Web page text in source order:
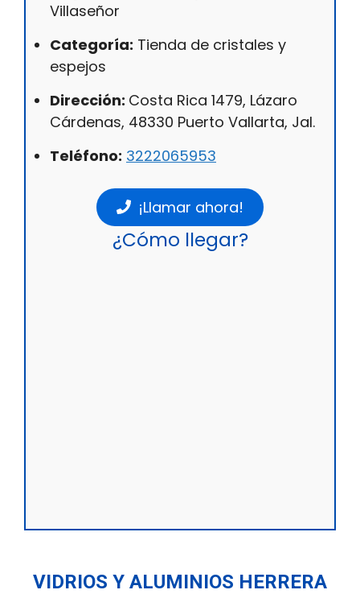
Villaseñor
Categoría: Tienda de cristales y
espejos
Dirección: Costa Rica 1479, Lázaro
Cárdenas, 48330 Puerto Vallarta, Jal.
Teléfono: 3222065953
¡Llamar ahora!
¿Cómo llegar?
VIDRIOS Y ALUMINIOS HERRERA